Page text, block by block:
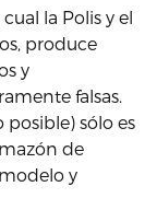
la Polis y el
produce
y
falsas.
posible) sólo es
de
y